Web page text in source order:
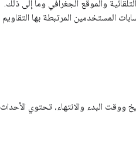
والموقع الجغرافي وما إلى ذلك.
المستخدمين المرتبطة بها التقاويم
البدء والانتهاء، تحتوي الأحداث